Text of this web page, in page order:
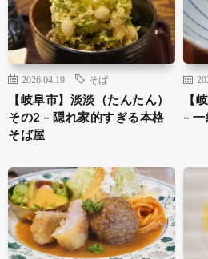
2026.04.19 そば
【岐阜市】淡淡（たんたん）
その2 – 隠れ家的すぎる本格
そば屋
【
–